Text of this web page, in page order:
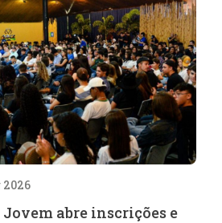
2026
abre inscrições e